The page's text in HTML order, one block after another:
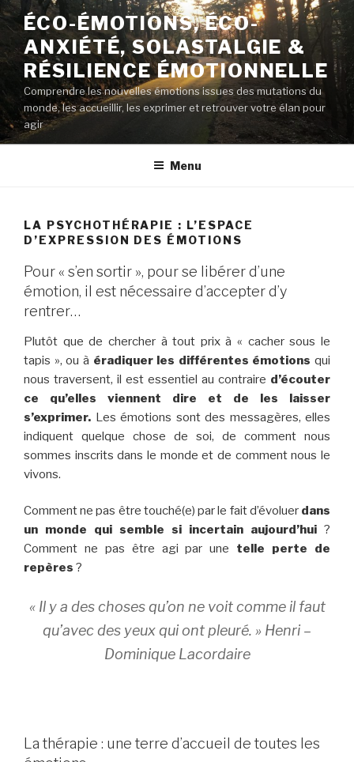
Aller
au
contenu
principal
ÉCO-ÉMOTIONS, ÉCO-
ANXIÉTÉ, SOLASTALGIE &
RÉSILIENCE ÉMOTIONNELLE
Comprendre les nouvelles émotions issues des mutations du
monde, les accueillir, les exprimer et retrouver votre élan pour
agir
Menu
LA PSYCHOTHÉRAPIE : L’ESPACE
D’EXPRESSION DES ÉMOTIONS
Pour « s’en sortir », pour se libérer d’une
émotion, il est nécessaire d’accepter d’y
rentrer…
Plutôt que de chercher à tout prix à « cacher sous le
tapis », ou à éradiquer les différentes émotions qui
nous traversent, il est essentiel au contraire d’écouter
ce qu’elles viennent dire et de les laisser
s’exprimer. Les émotions sont des messagères, elles
indiquent quelque chose de soi, de comment nous
sommes inscrits dans le monde et de comment nous le
vivons.
Comment ne pas être touché(e) par le fait d’évoluerdans
un monde qui semble si incertain aujourd’hui ?
Comment ne pas être agi par une telle perte de
repères ?
« Il y a des choses qu’on ne voit comme il faut
qu’avec des yeux qui ont pleuré. » Henri –
Dominique Lacordaire
La thérapie : une terre d’accueil de toutes les